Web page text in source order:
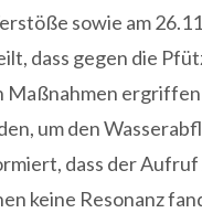
sowie am
dass gegen die
um den
dass der
keine Resonanz